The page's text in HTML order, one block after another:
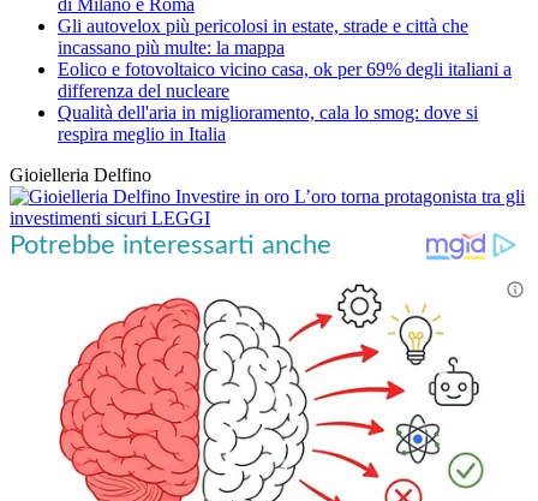
Gli autovelox più pericolosi in estate, strade e città che
incassano più multe: la mappa
Eolico e fotovoltaico vicino casa, ok per 69% degli italiani a
differenza del nucleare
Qualità dell'aria in miglioramento, cala lo smog: dove si
respira meglio in Italia
Gioielleria Delfino
Investire in oro L’oro torna protagonista tra gli
investimenti sicuri LEGGI